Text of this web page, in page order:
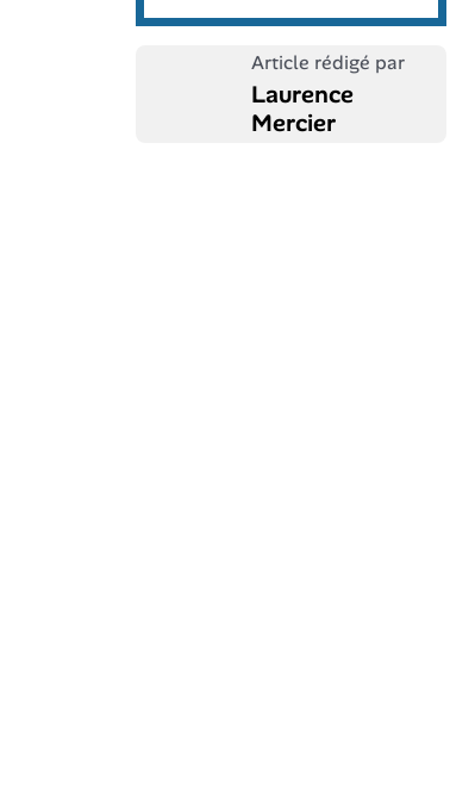
Article rédigé par
Laurence
Mercier